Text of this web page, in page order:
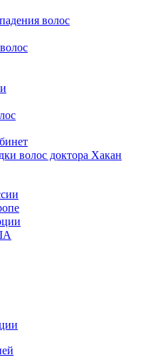
волос
волос доктора Хакан